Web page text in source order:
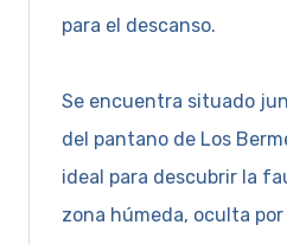
para el descanso.
Se encuentra situado
del pantano de Los
ideal para descubrir la
zona húmeda, oculta